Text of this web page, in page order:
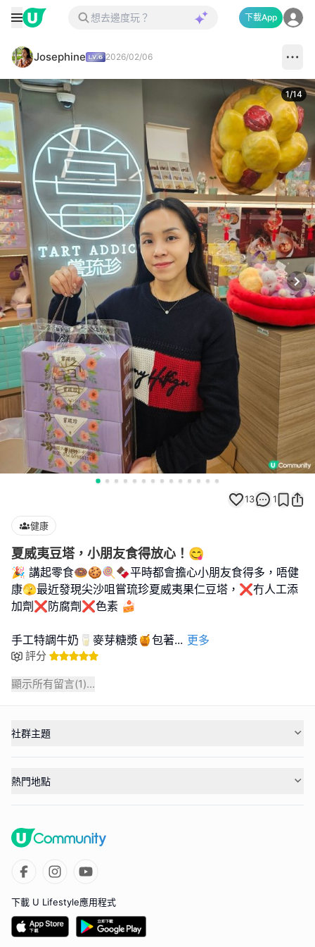
下載App
Josephine 2026/02/06
1/14
13 1
健康
夏威夷豆塔，小朋友食得放心！😋
🎉 講起零食🍩🍪🍭🍫平時都會擔心小朋友食得多，唔健
康🫣最近發現尖沙咀嘗琉珍夏威夷果仁豆塔，❌️冇人工添
加劑❌️防腐劑❌️色素 🍰
手工特調牛奶🥛麥芽糖漿🍯包著... 更多
評分
顯示所有留言(1)...
社群主題
熱門地點
下載 U Lifestyle應用程式